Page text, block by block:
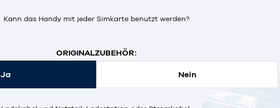
Kann das Handy mit jeder Simkarte benutzt werden?
ORIGINALZUBEHÖR:
Ja Nein